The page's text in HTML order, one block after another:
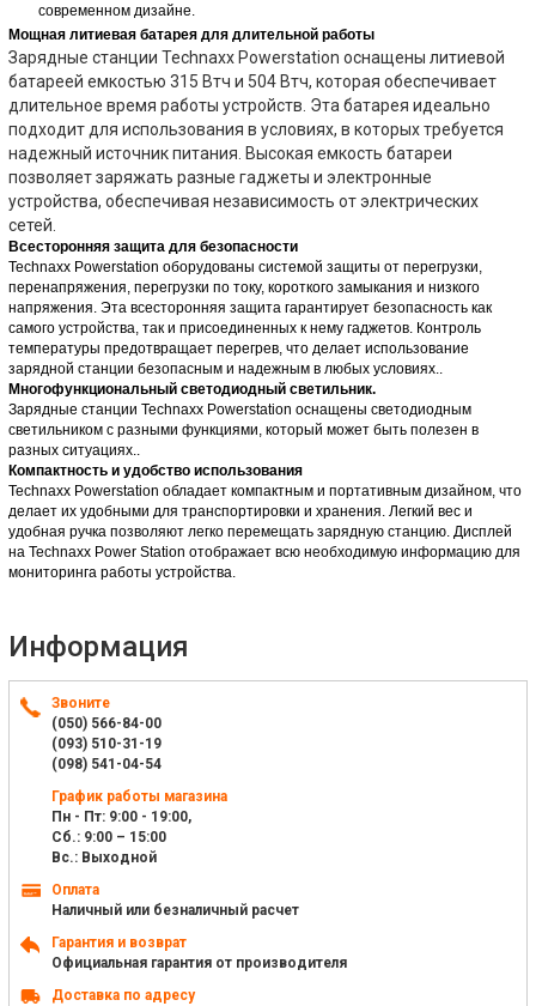
современном дизайне.
Мощная литиевая батарея для длительной работы
Зарядные станции Technaxx Powerstation оснащены литиевой
батареей емкостью 315 Втч и 504 Втч, которая обеспечивает
длительное время работы устройств. Эта батарея идеально
подходит для использования в условиях, в которых требуется
надежный источник питания. Высокая емкость батареи
позволяет заряжать разные гаджеты и электронные
устройства, обеспечивая независимость от электрических
сетей.
Всесторонняя защита для безопасности
Technaxx Powerstation оборудованы системой защиты от перегрузки,
перенапряжения, перегрузки по току, короткого замыкания и низкого
напряжения. Эта всесторонняя защита гарантирует безопасность как
самого устройства, так и присоединенных к нему гаджетов. Контроль
температуры предотвращает перегрев, что делает использование
зарядной станции безопасным и надежным в любых условиях..
Многофункциональный светодиодный светильник.
Зарядные станции Technaxx Powerstation оснащены светодиодным
светильником с разными функциями, который может быть полезен в
разных ситуациях..
Компактность и удобство использования
Technaxx Powerstation обладает компактным и портативным дизайном, что
делает их удобными для транспортировки и хранения. Легкий вес и
удобная ручка позволяют легко перемещать зарядную станцию. Дисплей
на Technaxx Power Station отображает всю необходимую информацию для
мониторинга работы устройства.
Информация
Звоните
(050) 566-84-00
(093) 510-31-19
(098) 541-04-54
График работы магазина
Пн - Пт: 9:00 - 19:00,
Сб.: 9:00 – 15:00
Вс.: Выходной
Оплата
Наличный или безналичный расчет
Гарантия и возврат
Официальная гарантия от производителя
Доставка по адресу